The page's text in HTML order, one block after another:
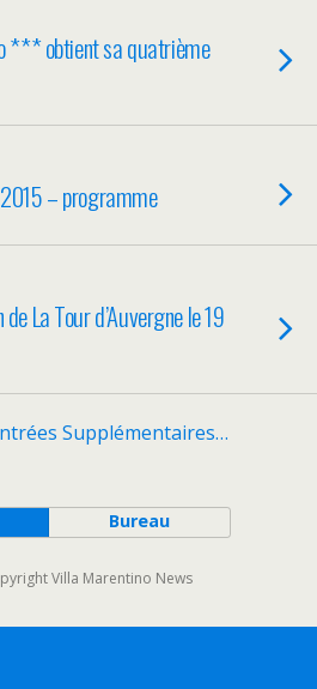
*** obtient sa quatrième
– programme
La Tour d’Auvergne le 19
Supplémentaires…
Bureau
Villa Marentino News